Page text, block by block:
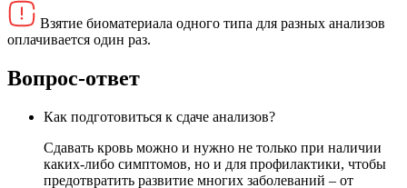
Взятие биоматериала одного типа для разных анализов
оплачивается один раз.
Вопрос-ответ
Как подготовиться к сдаче анализов?
Сдавать кровь можно и нужно не только при наличии
каких-либо симптомов, но и для профилактики, чтобы
предотвратить развитие многих заболеваний – от